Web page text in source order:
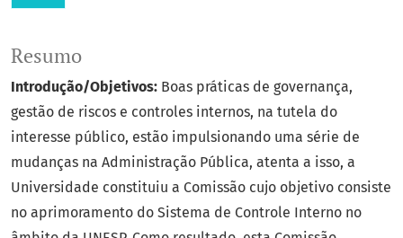
Resumo
Introdução/Objetivos: Boas práticas de governança,
gestão de riscos e controles internos, na tutela do
interesse público, estão impulsionando uma série de
mudanças na Administração Pública, atenta a isso, a
Universidade constituiu a Comissão cujo objetivo consiste
no aprimoramento do Sistema de Controle Interno no